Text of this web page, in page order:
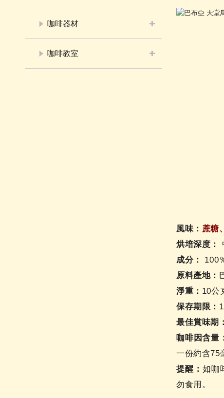
咖啡器材
咖啡教室
風味： 蔗糖
烘培深度：
成分：
100
原料產地：
淨重： 10公
保存期限：
最佳賞味期：
咖啡因含量
一份約含75
提醒：如咖
勿食